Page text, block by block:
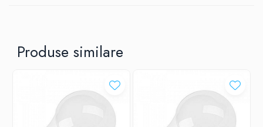
Produse similare